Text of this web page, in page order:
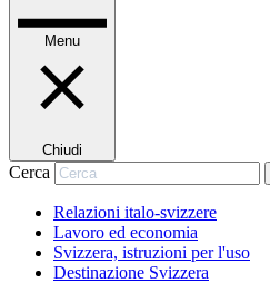
Menu
Chiudi
Cerca
Relazioni italo-svizzere
Lavoro ed economia
Svizzera, istruzioni per l'uso
Destinazione Svizzera